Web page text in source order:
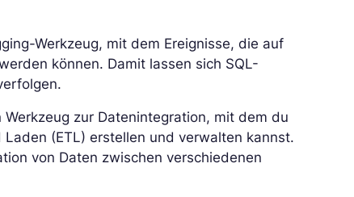
Werkzeug, mit dem Ereignisse, die auf
können. Damit lassen sich SQL-
Werkzeug zur Datenintegration, mit dem du
(ETL) erstellen und verwalten kannst.
von Daten zwischen verschiedenen